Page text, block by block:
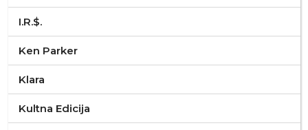
I.R.$.
Ken Parker
Klara
Kultna Edicija